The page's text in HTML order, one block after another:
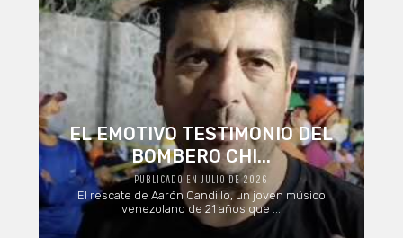
EL EMOTIVO TESTIMONIO DEL
BOMBERO CHI...
PUBLICADO EN JULIO DE 2026
El rescate de Aarón Candillo, un joven músico
venezolano de 21 años que ...